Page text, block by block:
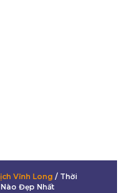
Vĩnh Long / Thời
Đẹp Nhất